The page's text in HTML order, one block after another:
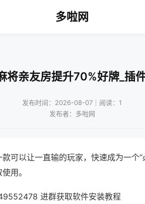
多啦网
将亲友房提升70%好牌_插
发布时间：2026-08-07｜阅读：1
发布者：多啦网
可以让一直输的玩家，快速成为一个
用。
进群获取软件安装教程